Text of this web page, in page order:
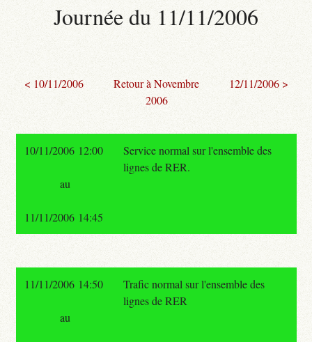
Journée du 11/11/2006
< 10/11/2006
Retour à Novembre
2006
12/11/2006 >
10/11/2006 12:00
Service normal sur l'ensemble des
lignes de RER.
au
11/11/2006 14:45
11/11/2006 14:50
Trafic normal sur l'ensemble des
lignes de RER
au